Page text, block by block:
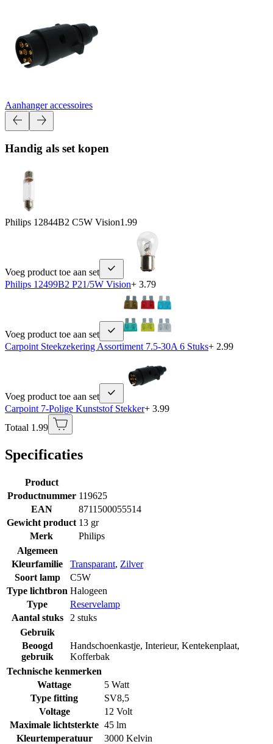
Aanhanger accessoires
Handig als set kopen
Philips 12844B2 C5W Vision1.99
Voeg product toe aan set
Philips 12499B2 P21/5W Vision+ 3.79
Voeg product toe aan set
Carpoint Steekzekering Assortiment 7.5-30A 6 Stuks+ 2.99
Voeg product toe aan set
Carpoint 7-Polige Kunststof Stekker+ 3.99
Totaal 1.99
Specificaties
Product
Productnummer 119625
EAN
8711500055514
Gewicht product 13 gr
Merk
Philips
Algemeen
Kleurfamilie
Transparant, Zilver
Soort lamp
C5W
Type lichtbron Halogeen
Type
Reservelamp
Aantal stuks
2 stuks
Gebruik
Beoogd
gebruik
Handschoenkastje, Interieur, Kentekenplaat,
Kofferbak
Technische kenmerken
Wattage
5 Watt
Type fitting
SV8,5
Voltage
12 Volt
Maximale lichtsterkte 45 lm
Kleurtemperatuur
3000 Kelvin